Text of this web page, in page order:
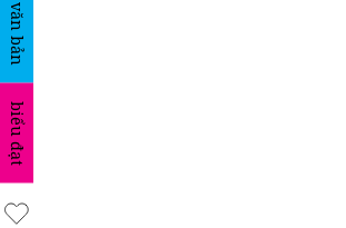
văn bản
biểu đạt